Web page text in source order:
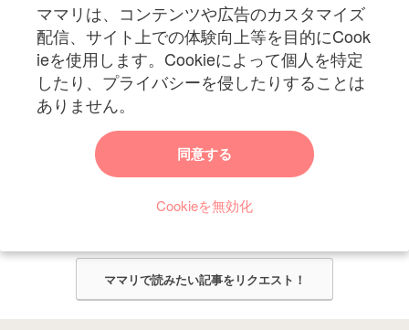
ママリは、コンテンツや広告のカスタマイズ
配信、サイト上での体験向上等を目的にCook
ieを使用します。Cookieによって個人を特定
したり、プライバシーを侵したりすることは
ありません。
同意する
Cookieを無効化
妊娠〜子育て中のお役立ち情報を配信中
ママリからのお知らせ
ママリ編集部がみなさんのご意見をもとに記事を作成させていただきま
ママリで読みたい記事をリクエスト！